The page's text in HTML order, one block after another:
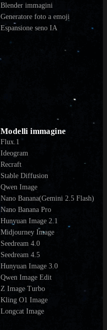
Blender immagini
Generatore foto a emoji
Espansione seno IA
Modelli immagine
Flux.1
Ideogram
Recraft
Stable Diffusion
Qwen Image
Nano Banana(Gemini 2.5 Flash)
Nano Banana Pro
Hunyuan Image 2.1
Midjourney Image
Seedream 4.0
Seedream 4.5
Hunyuan Image 3.0
Qwen Image Edit
Z Image Turbo
Kling O1 Image
Longcat Image